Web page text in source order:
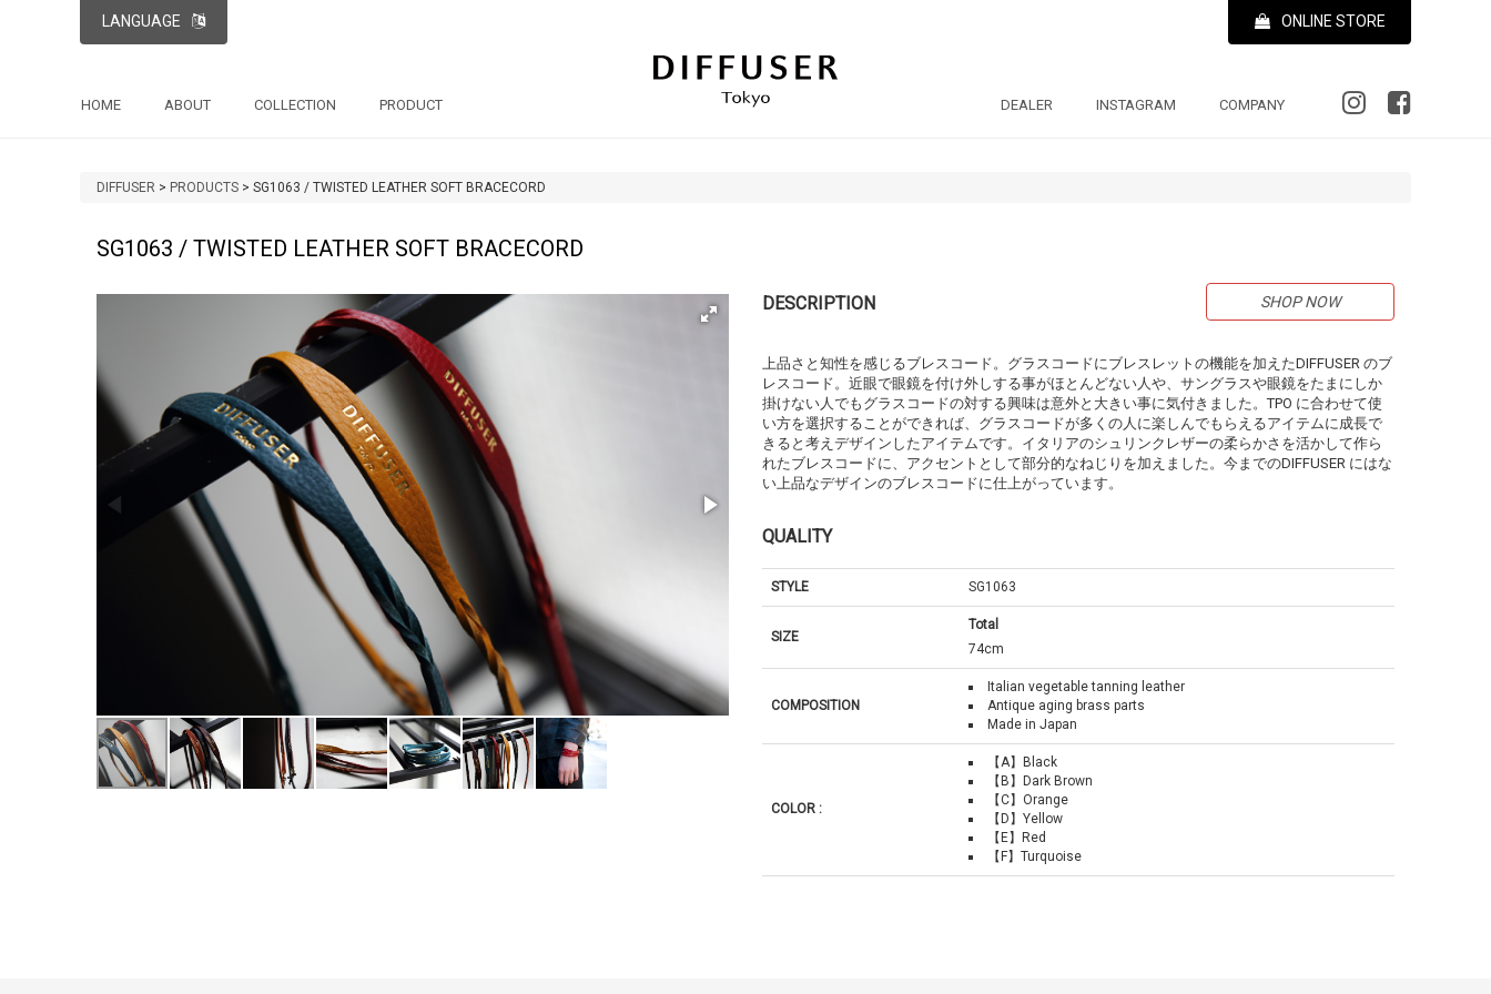
LANGUAGE ONLINE STORE
HOME ABOUT COLLECTION PRODUCT DEALER INSTAGRAM COMPANY
DIFFUSER > PRODUCTS > SG1063 / TWISTED LEATHER SOFT BRACECORD
SG1063 / TWISTED LEATHER SOFT BRACECORD
DESCRIPTION SHOP NOW
上品さと知性を感じるブレスコード。グラスコードにブレスレットの機能を加えたDIFFUSER のブ
レスコード。近眼で眼鏡を付け外しする事がほとんどない人や、サングラスや眼鏡をたまにしか
掛けない人でもグラスコードの対する興味は意外と大きい事に気付きました。TPO に合わせて使
い方を選択することができれば、グラスコードが多くの人に楽しんでもらえるアイテムに成長で
きると考えデザインしたアイテムです。イタリアのシュリンクレザーの柔らかさを活かして作ら
れたブレスコードに、アクセントとして部分的なねじりを加えました。今までのDIFFUSER にはな
い上品なデザインのブレスコードに仕上がっています。
QUALITY
STYLE SG1063
SIZE
Total
74cm
COMPOSITION
Italian vegetable tanning leather
Antique aging brass parts
Made in Japan
COLOR :
【A】Black
【B】Dark Brown
【C】Orange
【D】Yellow
【E】Red
【F】Turquoise